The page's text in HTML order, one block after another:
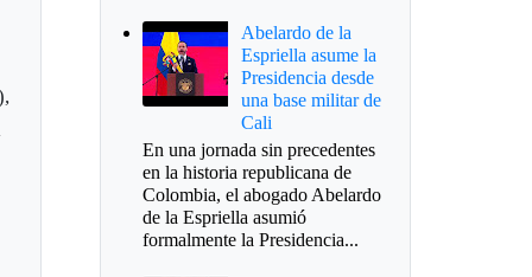
Abelardo de la
Espriella asume la
Presidencia desde
una base militar de
Cali
En una jornada sin precedentes
en la historia republicana de
Colombia, el abogado Abelardo
de la Espriella asumió
formalmente la Presidencia...